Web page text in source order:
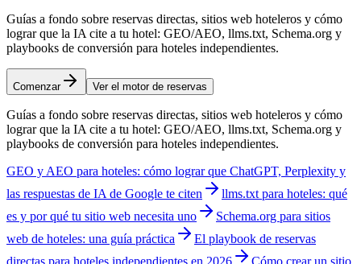
Guías a fondo sobre reservas directas, sitios web hoteleros y cómo
lograr que la IA cite a tu hotel: GEO/AEO, llms.txt, Schema.org y
playbooks de conversión para hoteles independientes.
Comenzar Ver el motor de reservas
Guías a fondo sobre reservas directas, sitios web hoteleros y cómo
lograr que la IA cite a tu hotel: GEO/AEO, llms.txt, Schema.org y
playbooks de conversión para hoteles independientes.
GEO y AEO para hoteles: cómo lograr que ChatGPT, Perplexity y
las respuestas de IA de Google te citen
llms.txt para hoteles: qué
es y por qué tu sitio web necesita uno
Schema.org para sitios
web de hoteles: una guía práctica
El playbook de reservas
directas para hoteles independientes en 2026
Cómo crear un sitio